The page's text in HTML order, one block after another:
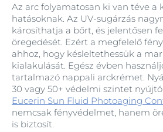
Az arc folyamatosan ki van téve a
hatásoknak. Az UV‑sugárzás
károsíthatja a bőrt, és jelentősen
öregedését. Ezért a megfelelő
ahhoz, hogy késleltethessük a
kialakulását. Egész évben
tartalmazó nappali arckrémet.
30 vagy 50+ védelmi szintet
Eucerin Sun Fluid Photoaging
nemcsak fényvédelmet, hanem
is biztosít.